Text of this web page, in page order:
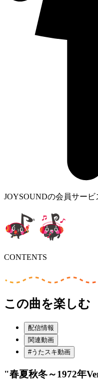
JOYSOUNDの会員サー
CONTENTS
この曲を楽しむ
配信情報
関連動画
#うたスキ動画
"春夏秋冬～1972年